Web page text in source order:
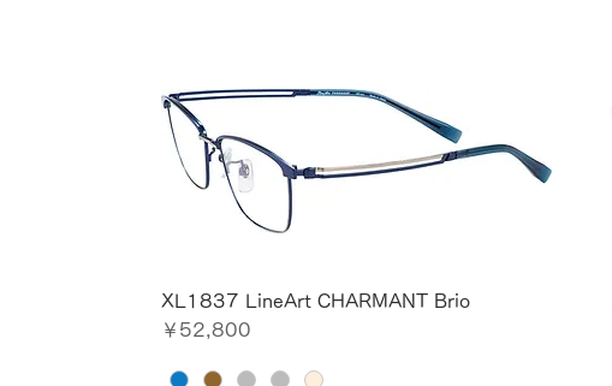
XL1837 LineArt CHARMANT Brio
価格
￥52,800